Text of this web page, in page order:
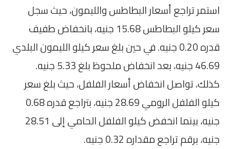
استمر تراجع أسعار البطاطس والليمون، حيث سجل
سعر كيلو البطاطس 15.68 جنيه، بانخفاض طفيف
قدره 0.20 جنيه. في حين بلغ سعر كيلو الليمون البلدي
46.69 جنيه، بعد انخفاض ملحوظ بلغ 5.33 جنيه.
كذلك، تواصل انخفاض أسعار الفلفل، حيث بلغ سعر
كيلو الفلفل الرومي 28.69 جنيه، بتراجع قدره 0.68
جنيه، بينما انخفض كيلو الفلفل الحامي إلى 28.51
جنيه، برقم تراجع مقداره 0.32 جنيه.